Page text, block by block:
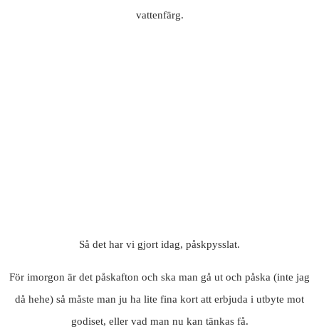
vattenfärg.
Så det har vi gjort idag, påskpysslat.
För imorgon är det påskafton och ska man gå ut och påska (inte jag
då hehe) så måste man ju ha lite fina kort att erbjuda i utbyte mot
godiset, eller vad man nu kan tänkas få.